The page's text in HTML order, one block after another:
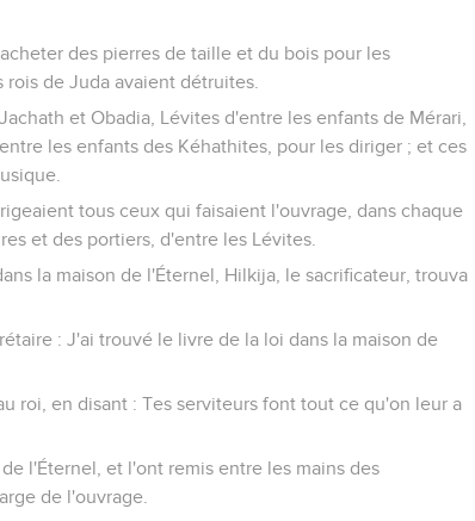
des pierres de taille et du bois pour les
de Juda avaient détruites.
et Obadia, Lévites d'entre les enfants de Mérari,
les enfants des Kéhathites, pour les diriger ; et ces
tous ceux qui faisaient l'ouvrage, dans chaque
et des portiers, d'entre les Lévites.
la maison de l'Éternel, Hilkija, le sacrificateur, trouva
: J'ai trouvé le livre de la loi dans la maison de
roi, en disant : Tes serviteurs font tout ce qu'on leur a
l'Éternel, et l'ont remis entre les mains des
de l'ouvrage.